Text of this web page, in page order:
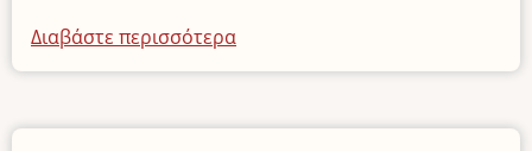
Διαβάστε περισσότερα
το
Λειτουργίας